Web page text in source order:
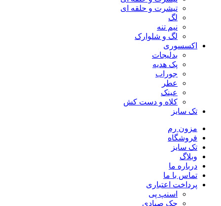
تیشرت و حلقه ای
لگ
نیم تنه
لگ و شلوارک
اکسسوری
بدلیجات
پک هدیه
جوراب
عطر
عینک
کلاه و دست کش
تک سایز
مزون رم
فروشگاه
تک سایز
وبلاگ
درباره ما
تماس با ما
پرداخت اعتباری
اسنپ پی
چک صیادی